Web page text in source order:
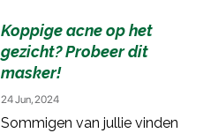
Koppige acne op het
gezicht? Probeer dit
masker!
24 Jun, 2024
Sommigen van jullie vinden